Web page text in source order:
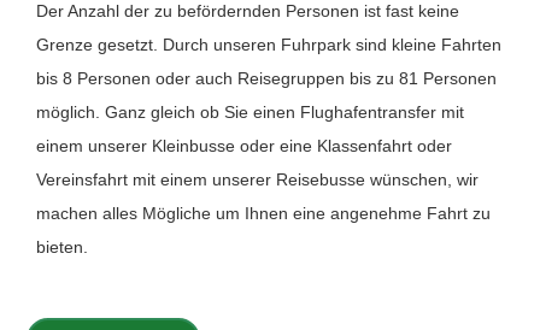
Der Anzahl der zu befördernden Personen ist fast keine
Grenze gesetzt. Durch unseren Fuhrpark sind kleine Fahrten
bis 8 Personen oder auch Reisegruppen bis zu 81 Personen
möglich. Ganz gleich ob Sie einen Flughafentransfer mit
einem unserer Kleinbusse oder eine Klassenfahrt oder
Vereinsfahrt mit einem unserer Reisebusse wünschen, wir
machen alles Mögliche um Ihnen eine angenehme Fahrt zu
bieten.